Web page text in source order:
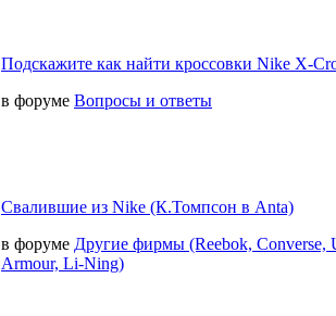
Подскажите как найти кроссовки Nike X-
в форуме Вопросы и ответы
Свалившие из Nike (К.Томпсон в Anta)
в форуме Другие фирмы (Reebok, Converse,
Armour, Li-Ning)